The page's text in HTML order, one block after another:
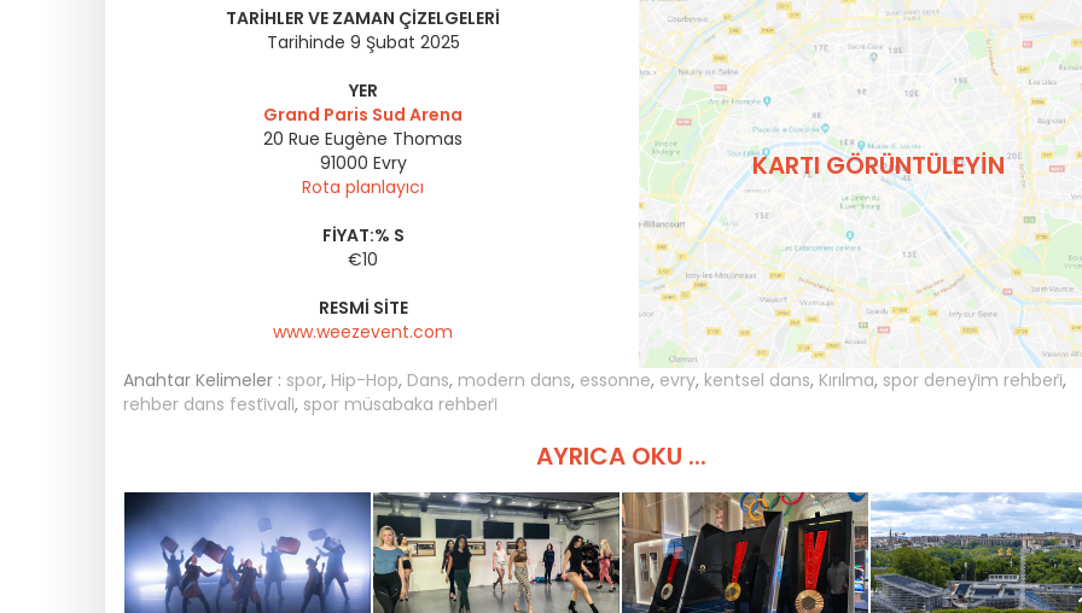
TARIHLER VE ZAMAN ÇIZELGELERI
Tarihinde 9 Şubat 2025
YER
Grand Paris Sud Arena
20 Rue Eugène Thomas
91000 Evry
Rota planlayıcı
FIYAT:% S
€10
RESMI SITE
www.weezevent.com
KARTI GÖRÜNTÜLEYIN
Anahtar Kelimeler : spor, Hip-Hop, Dans, modern dans, essonne, evry, kentsel dans, Kırılma, spor deneyi̇m rehberi̇,
rehber dans festi̇vali̇, spor müsabaka rehberi̇
AYRICA OKU ...